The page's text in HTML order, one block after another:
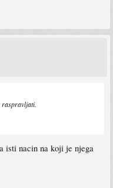
raspravljati.
isti nacin na koji je njega